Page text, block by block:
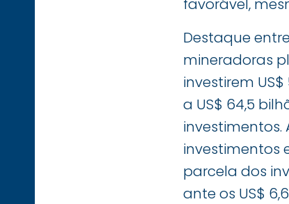
favorável,
Destaque
mineradoras
investirem
a US$ 64,5
investimentos.
investimentos
parcela dos
ante os US$